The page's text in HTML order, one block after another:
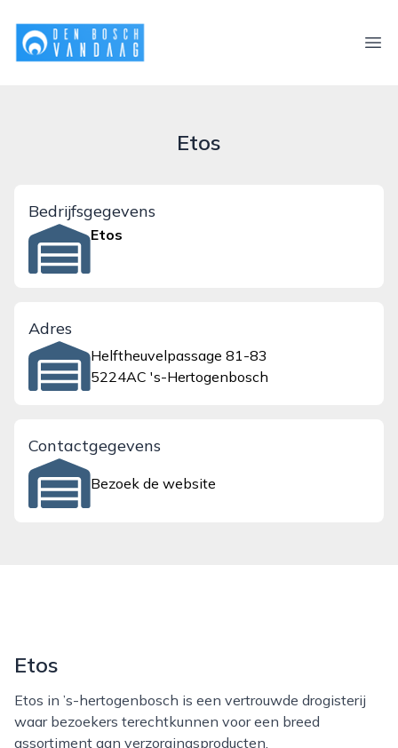
denboschvandaag.nl
Etos
Bedrijfsgegevens
Etos
Adres
Helftheuvelpassage 81-83
5224AC 's-Hertogenbosch
Contactgegevens
Bezoek de website
Etos
Etos in ’s-hertogenbosch is een vertrouwde drogisterij
waar bezoekers terechtkunnen voor een breed
assortiment aan verzorgingsproducten,